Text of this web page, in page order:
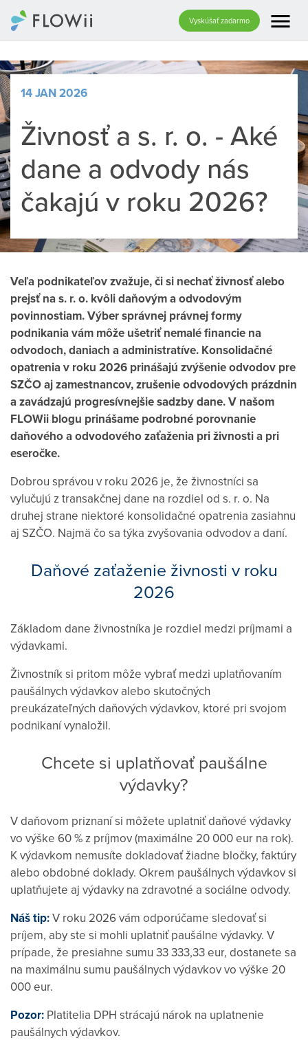
Vyskúšať zadarmo menu
14 JAN 2026
Živnosť a s. r. o. - Aké
dane a odvody nás
čakajú v roku 2026?
Veľa podnikateľov zvažuje, či si nechať živnosť alebo
prejsť na s. r. o. kvôli daňovým a odvodovým
povinnostiam. Výber správnej právnej formy
podnikania vám môže ušetriť nemalé financie na
odvodoch, daniach a administratíve. Konsolidačné
opatrenia v roku 2026 prinášajú zvýšenie odvodov pre
SZČO aj zamestnancov, zrušenie odvodových prázdnin
a zavádzajú progresívnejšie sadzby dane. V našom
FLOWii blogu prinášame podrobné porovnanie
daňového a odvodového zaťaženia pri živnosti a pri
eseročke.
Dobrou správou v roku 2026 je, že živnostníci sa
vylučujú z transakčnej dane na rozdiel od s. r. o. Na
druhej strane niektoré konsolidačné opatrenia zasiahnu
aj SZČO. Najmä čo sa týka zvyšovania odvodov a daní.
Daňové zaťaženie živnosti v roku
2026
Základom dane živnostníka je rozdiel medzi príjmami a
výdavkami.
Živnostník si pritom môže vybrať medzi uplatňovaním
paušálnych výdavkov alebo skutočných
preukázateľných daňových výdavkov, ktoré pri svojom
podnikaní vynaložil.
Chcete si uplatňovať paušálne
výdavky?
V daňovom priznaní si môžete uplatniť daňové výdavky
vo výške 60 % z príjmov (maximálne 20 000 eur na rok).
K výdavkom nemusíte dokladovať žiadne bločky, faktúry
alebo obdobné doklady. Okrem paušálnych výdavkov si
uplatňujete aj výdavky na zdravotné a sociálne odvody.
Náš tip:V roku 2026 vám odporúčame sledovať si
príjem, aby ste si mohli uplatniť paušálne výdavky. V
prípade, že presiahne sumu 33 333,33 eur, dostanete sa
na maximálnu sumu paušálnych výdavkov vo výške 20
000 eur.
Pozor: Platitelia DPH strácajú nárok na uplatnenie
paušálnych výdavkov.